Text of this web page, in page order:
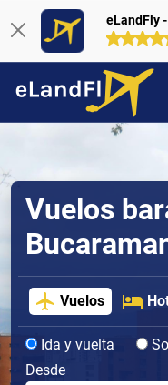
eLandFly
Vuelos
Vuelos
Ida y vuelta
Desde